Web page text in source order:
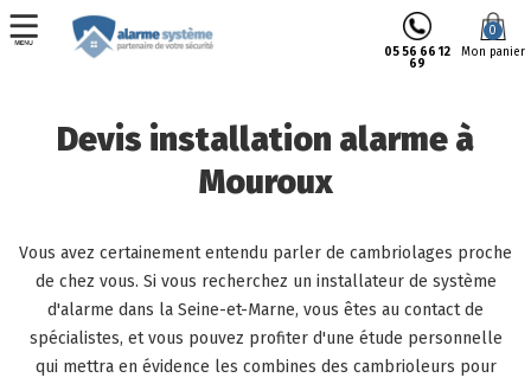
Mon panier
0
05 56 66 12
69
Devis installation alarme à
Mouroux
Vous avez certainement entendu parler de cambriolages proche
de chez vous. Si vous recherchez un installateur de système
d'alarme dans la Seine-et-Marne, vous êtes au contact de
spécialistes, et vous pouvez profiter d'une étude personnelle
qui mettra en évidence les combines des cambrioleurs pour